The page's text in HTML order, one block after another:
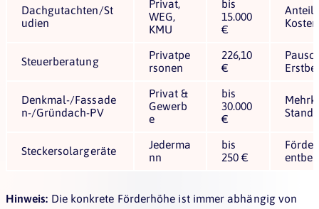
Dachgutachten/St
udien
Privat,
WEG,
KMU
bis
15.000
€
Kosten
Steuerberatung
Privatpe
rsonen
226,10
€
Denkmal-/Fassade
n-/Gründach-PV
Privat &
Gewerb
e
bis
30.000
€
Steckersolargeräte
Jederma
nn
bis
250 €
Hinweis: Die konkrete Förderhöhe ist immer abhängig von